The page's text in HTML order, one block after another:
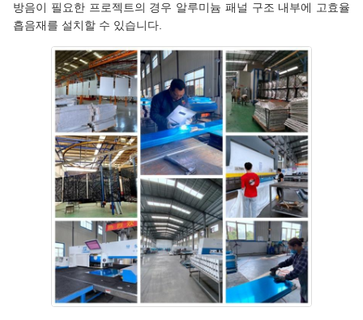
방음이 필요한 프로젝트의 경우 알루미늄 패널 구조 내부에 고효율
흡음재를 설치할 수 있습니다.